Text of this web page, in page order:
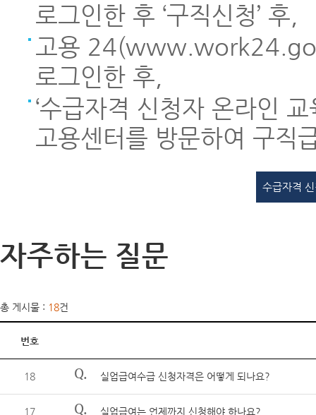
로그인한 후 ‘구직신청’ 후,
고용
로그인한 후,
‘수급자격 신청자 온라인
고용센터를 방문하여 구직
수급자격
자주하는 질문
총 게시물 : 18건
번호
18 Q. 실업급여수급 신청자격은 어떻게 되나요?
17 Q. 실업급여는 언제까지 신청해야 하나요?